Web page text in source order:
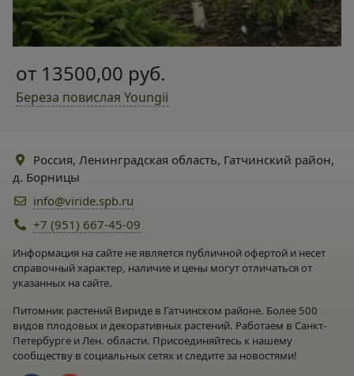
от 13500,00 руб.
Береза повислая Youngii
Россия, Ленинградская область, Гатчинский район,
д. Борницы
info@viride.spb.ru
+7 (951) 667-45-09
Информация на сайте не является публичной офертой и несет
справочный характер, наличие и цены могут отличаться от
указанных на сайте.
Питомник растений Вириде в Гатчинском районе. Более 500
видов плодовых и декоративных растений. Работаем в Санкт-
Петербурге и Лен. области. Присоединяйтесь к нашему
сообществу в социальных сетях и следите за новостями!